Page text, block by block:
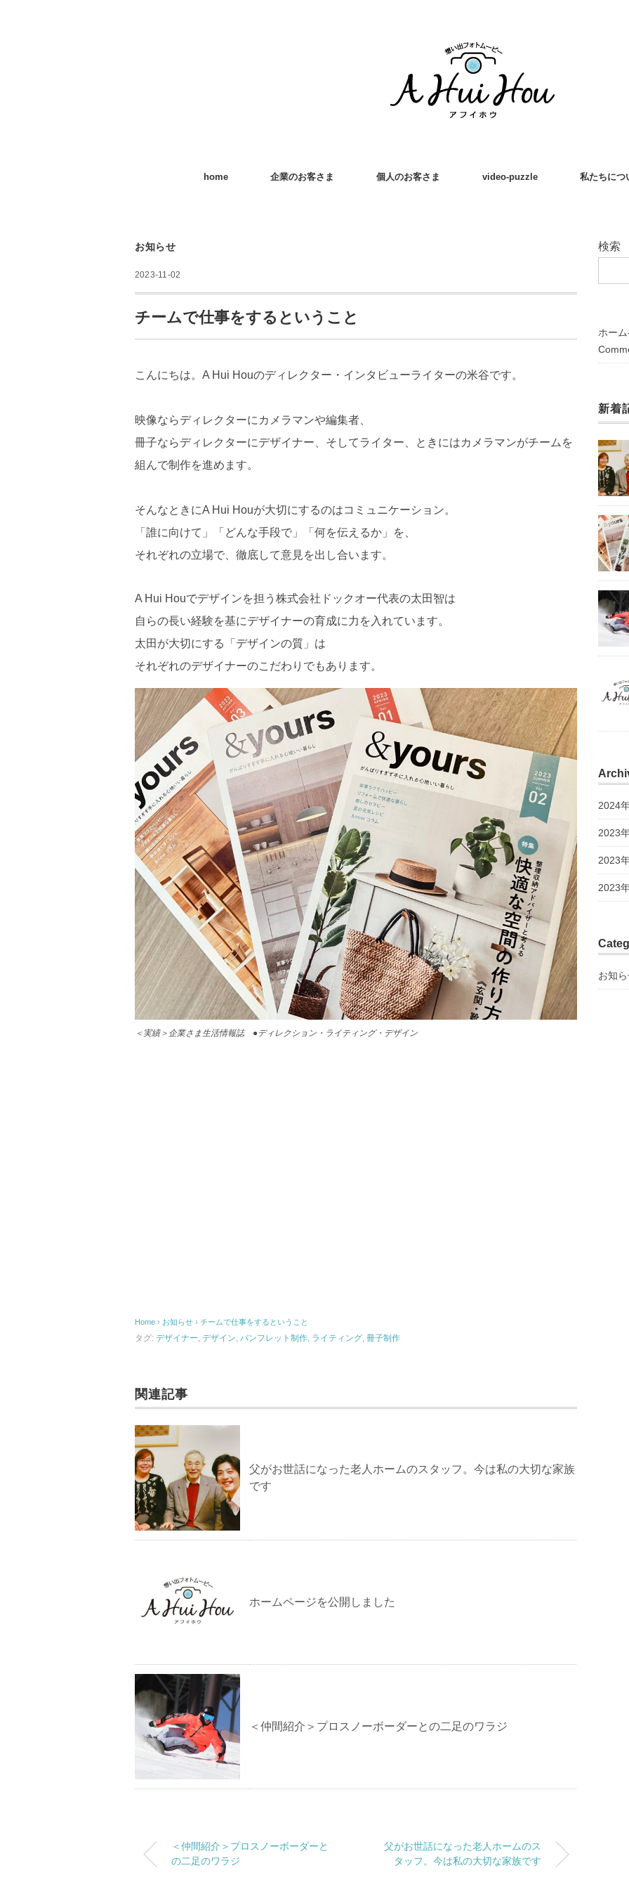
home 企業のお客さま 個人のお客さま video-puzzle 私たちにつ
お知らせ
2023-11-02
チームで仕事をするということ
こんにちは。A Hui Houのディレクター・インタビューライターの米谷です。
映像ならディレクターにカメラマンや編集者、
冊子ならディレクターにデザイナー、そしてライター、ときにはカメラマンがチームを
組んで制作を進めます。
そんなときにA Hui Houが大切にするのはコミュニケーション。
「誰に向けて」「どんな手段で」「何を伝えるか」を、
それぞれの立場で、徹底して意見を出し合います。
A Hui Houでデザインを担う株式会社ドックオー代表の太田智は
自らの長い経験を基にデザイナーの育成に力を入れています。
太田が大切にする「デザインの質」は
それぞれのデザイナーのこだわりでもあります。
＜実績＞企業さま生活情報誌 ●ディレクション・ライティング・デザイン
Home › お知らせ › チームで仕事をするということ
タグ: デザイナー, デザイン, パンフレット制作, ライティング, 冊子制作
関連記事
父がお世話になった老人ホームのスタッフ。今は私の大切な家族
です
ホームページを公開しました
＜仲間紹介＞プロスノーボーダーとの二足のワラジ
＜仲間紹介＞プロスノーボーダーと
の二足のワラジ
父がお世話になった老人ホームのス
タッフ。今は私の大切な家族です
検索
ホー
新着
2024
2023
2023
2023
お知